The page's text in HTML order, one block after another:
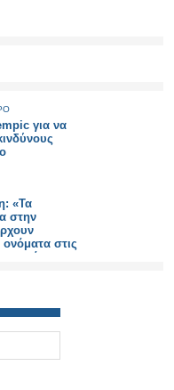
για να
«Τα
στην
στις
άντρες»